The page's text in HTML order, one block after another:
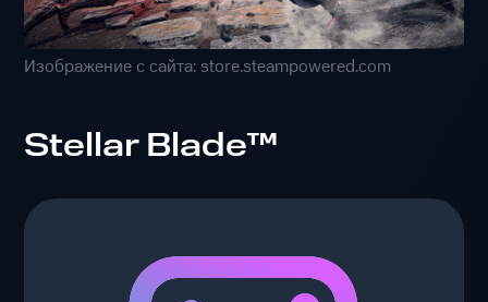
Изображение с сайта: store.steampowered.com
Stellar Blade™